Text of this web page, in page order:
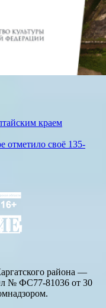
краем
отметило своё 135-
района —
№ ФС77-81036 от 30